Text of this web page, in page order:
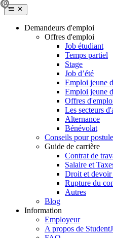
Demandeurs d'emploi
Offres d'emploi
Job étudiant
Temps partiel
Stage
Job d’été
Emploi jeune
Emploi jeune
Offres
Les secteurs
Alternance
Bénévolat
Conseils pour
Guide de carrière
Contrat de
Salaire et
Droit et devoir
Rupture du
Autres
Blog
Information
Employeur
A propos de